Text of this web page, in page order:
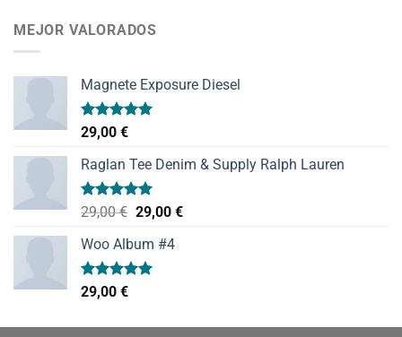
MEJOR VALORADOS
Magnete Exposure Diesel
Valorado
con
de 5
29,00 €
Raglan Tee Denim & Supply Ralph Lauren
Valorado
de 5
29,00€ El
original
era:
29,00 €El
Woo Album #4
Valorado
con
29,00 €